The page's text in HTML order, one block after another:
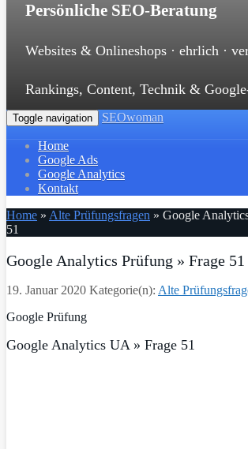
Persönliche SEO-Beratung
Websites & Onlineshops · ehrlich ·
Rankings, Content, Technik &
Toggle navigation SEOwoman
Home
Google Ads
Google Analytics
Kontakt
Home » Alte Prüfungsfragen » Google
51
Google Analytics Prüfung » Frage 51
19. Januar 2020 Kategorie(n): Alte
Google Prüfung
Google Analytics UA » Frage 51